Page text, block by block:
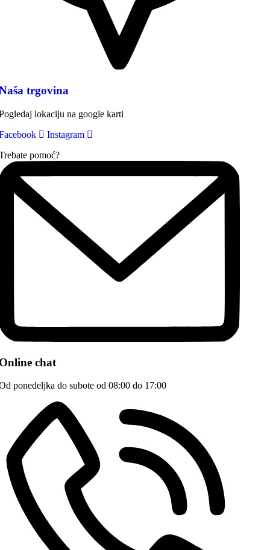
trgovina
lokaciju na google karti
Instagram
pomoć?
chat
ponedeljka do subote od 08:00 do 17:00